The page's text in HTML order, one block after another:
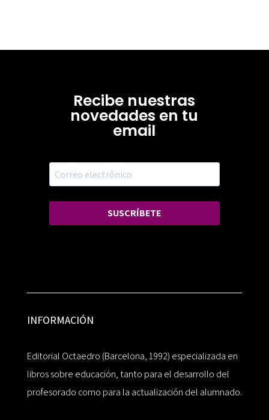
Recibe nuestras
novedades en tu
email
SUSCRÍBETE
INFORMACIÓN
Editorial Octaedro (Barcelona, 1992) especializada en
libros sobre educación, tanto para el desarrollo del
profesorado como para la actualización del alumnado.